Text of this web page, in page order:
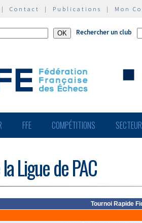
| Contact | Publications | Mon
Rechercher un club
FFE COMPÉTITIONS
Ligue de PAC
Tournoi Rapide